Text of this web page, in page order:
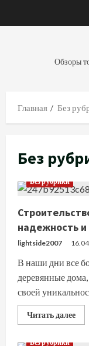
Обзоры
Главная Без
Без
Без рубрики
надежность
lightside2007
В наши дни все
деревянные
своей
Читать далее
Без рубрики